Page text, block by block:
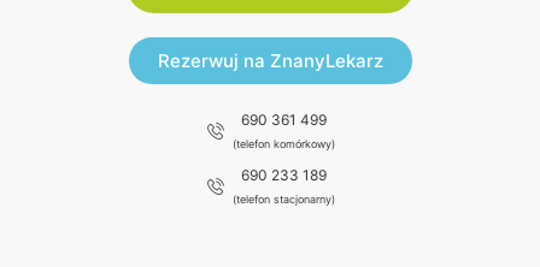
Rezerwuj na ZnanyLekarz
690 361 499
(telefon komórkowy)
690 233 189
(telefon stacjonarny)